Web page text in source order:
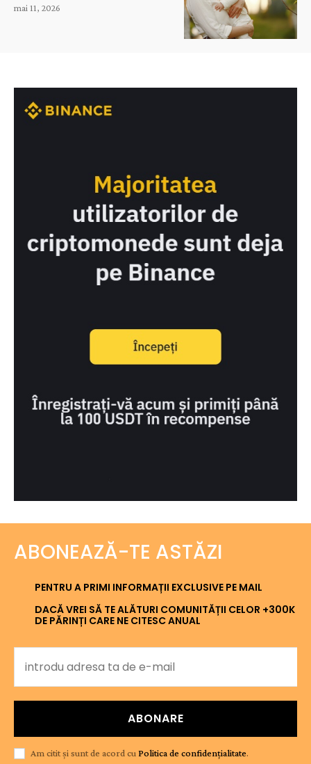
mai 11, 2026
ABONEAZĂ-TE ASTĂZI
PENTRU A PRIMI INFORMAȚII EXCLUSIVE PE MAIL
DACĂ VREI SĂ TE ALĂTURI COMUNITĂȚII CELOR +300K
DE PĂRINȚI CARE NE CITESC ANUAL
ABONARE
Am citit și sunt de acord cu Politica de confidențialitate.